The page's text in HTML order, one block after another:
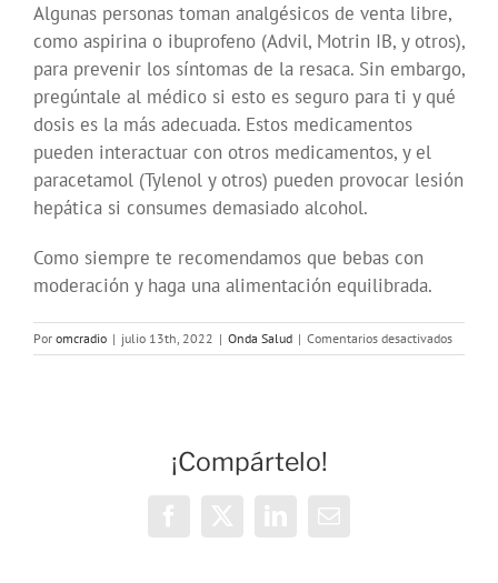
Algunas personas toman analgésicos de venta libre,
como aspirina o ibuprofeno (Advil, Motrin IB, y otros),
para prevenir los síntomas de la resaca. Sin embargo,
pregúntale al médico si esto es seguro para ti y qué
dosis es la más adecuada. Estos medicamentos
pueden interactuar con otros medicamentos, y el
paracetamol (Tylenol y otros) pueden provocar lesión
hepática si consumes demasiado alcohol.
Como siempre te recomendamos que bebas con
moderación y haga una alimentación equilibrada.
Por omcradio | julio 13th, 2022 | Onda Salud | Comentarios desactivadosen
Onda
¡Compártelo!